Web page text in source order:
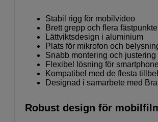
Stabil rigg för mobilvideo
Brett grepp och flera
Lättviktsdesign i aluminium
Plats för mikrofon och
Snabb montering och justering
Flexibel lösning för
Kompatibel med de flesta
Designad i samarbete med
Robust design för